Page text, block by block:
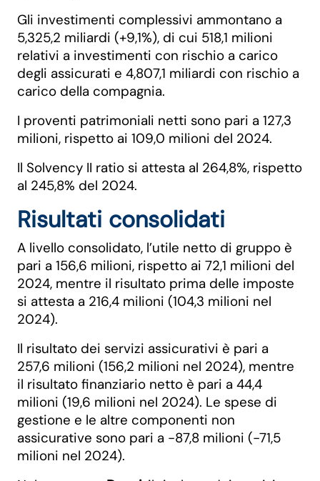
Gli investimenti complessivi ammontano a
5,325,2 miliardi (+9,1%), di cui 518,1 milioni
relativi a investimenti con rischio a carico
degli assicurati e 4,807,1 miliardi con rischio a
carico della compagnia.
I proventi patrimoniali netti sono pari a 127,3
milioni, rispetto ai 109,0 milioni del 2024.
Il Solvency II ratio si attesta al 264,8%, rispetto
al 245,8% del 2024.
Risultati consolidati
A livello consolidato, l’utile netto di gruppo è
pari a 156,6 milioni, rispetto ai 72,1 milioni del
2024, mentre il risultato prima delle imposte
si attesta a 216,4 milioni (104,3 milioni nel
2024).
Il risultato dei servizi assicurativi è pari a
257,6 milioni (156,2 milioni nel 2024), mentre
il risultato finanziario netto è pari a 44,4
milioni (19,6 milioni nel 2024). Le spese di
gestione e le altre componenti non
assicurative sono pari a -87,8 milioni (-71,5
milioni nel 2024).